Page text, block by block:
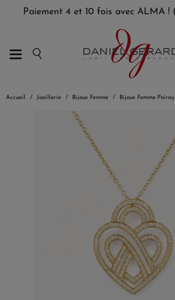
Paiement 4 et 10 fois avec ALMA
Accueil Joaillerie Bijoux Femme Bijoux Femme Poiray